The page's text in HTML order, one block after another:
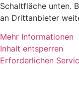
Schaltfläche unten.
an Drittanbieter
Mehr Informationen
Inhalt entsperren
Erforderlichen